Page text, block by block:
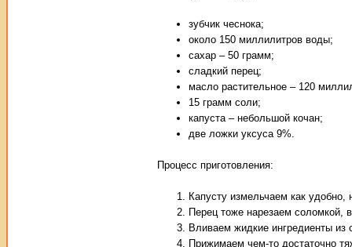
зубчик чеснока;
около 150 миллилитров воды;
сахар – 50 грамм;
сладкий перец;
масло растительное – 120
15 грамм соли;
капуста – небольшой кочан;
две ложки уксуса 9%.
Процесс приготовления:
Капусту измельчаем как
Перец тоже нарезаем соломкой,
Вливаем жидкие ингредиенты из
Прижимаем чем-то достаточно